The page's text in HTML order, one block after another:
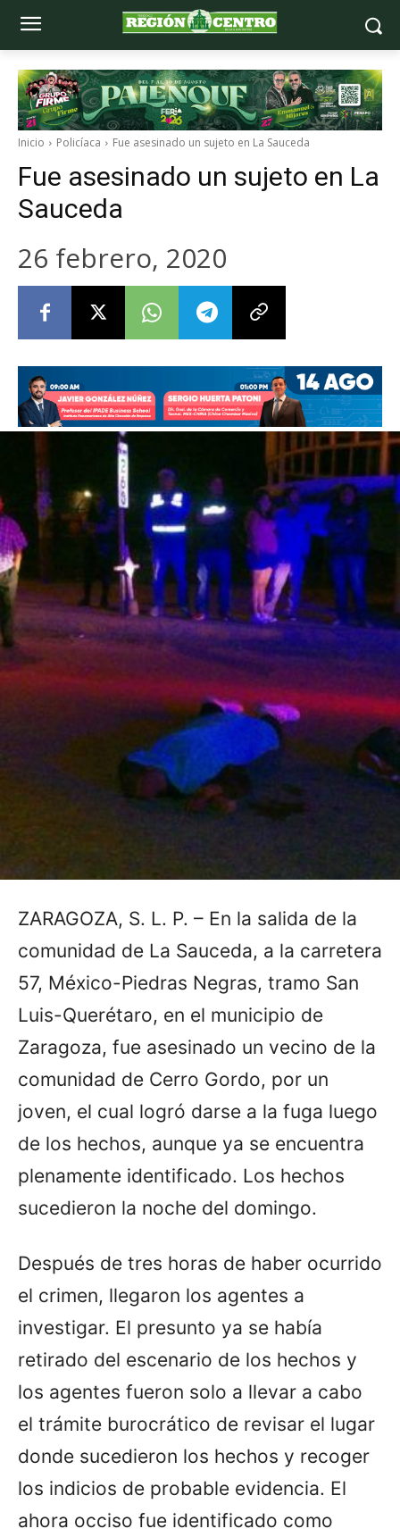
Inicio Policíaca Fue asesinado un sujeto en La Sauceda
Fue asesinado un sujeto en La
Sauceda
26 febrero, 2020
ZARAGOZA, S. L. P. – En la salida de la
comunidad de La Sauceda, a la carretera
57, México-Piedras Negras, tramo San
Luis-Querétaro, en el municipio de
Zaragoza, fue asesinado un vecino de la
comunidad de Cerro Gordo, por un
joven, el cual logró darse a la fuga luego
de los hechos, aunque ya se encuentra
plenamente identificado. Los hechos
sucedieron la noche del domingo.
Después de tres horas de haber ocurrido
el crimen, llegaron los agentes a
investigar. El presunto ya se había
retirado del escenario de los hechos y
los agentes fueron solo a llevar a cabo
el trámite burocrático de revisar el lugar
donde sucedieron los hechos y recoger
los indicios de probable evidencia. El
ahora occiso fue identificado como